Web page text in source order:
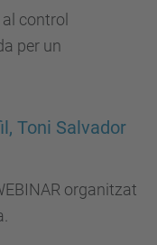
control
per un
Toni Salvador
organitzat